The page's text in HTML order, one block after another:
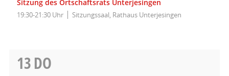
Sitzung des Ortschaftsrats Unterjesingen
19:30-21:30 Uhr Sitzungssaal, Rathaus Unterjesingen
13DO